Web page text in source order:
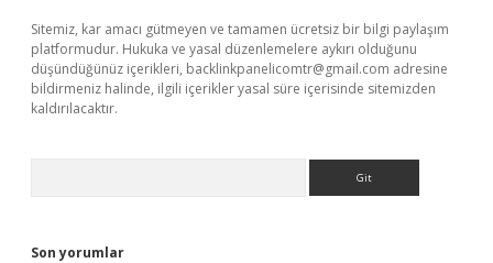
Sitemiz, kar amacı gütmeyen ve tamamen ücretsiz bir bilgi paylaşım
platformudur. Hukuka ve yasal düzenlemelere aykırı olduğunu
düşündüğünüz içerikleri, backlinkpanelicomtr@gmail.com adresine
bildirmeniz halinde, ilgili içerikler yasal süre içerisinde sitemizden
kaldırılacaktır.
Son yorumlar